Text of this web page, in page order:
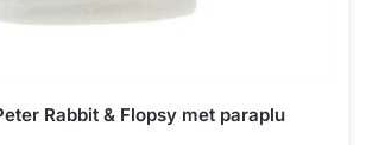
Rabbit & Flopsy met paraplu